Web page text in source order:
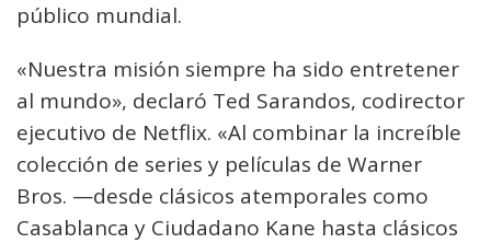
público mundial.
«Nuestra misión siempre ha sido entretener
al mundo», declaró Ted Sarandos, codirector
ejecutivo de Netflix. «Al combinar la increíble
colección de series y películas de Warner
Bros. —desde clásicos atemporales como
Casablanca y Ciudadano Kane hasta clásicos